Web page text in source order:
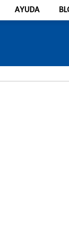
AYUDA